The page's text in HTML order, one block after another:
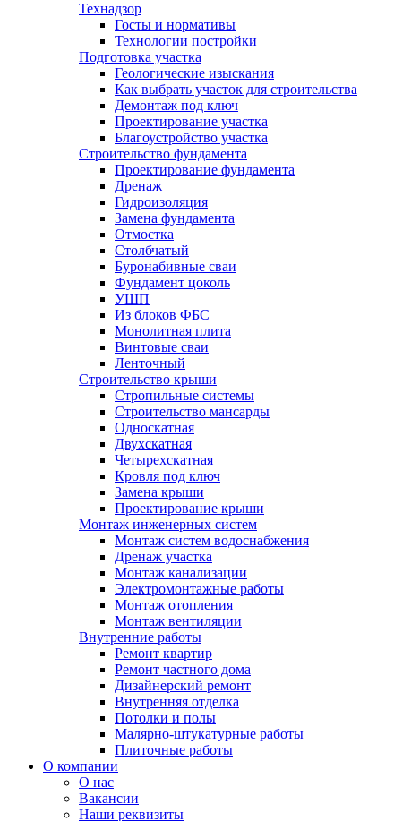
Технадзор
Госты и нормативы
Технологии постройки
Подготовка участка
Геологические изыскания
Как выбрать участок для строительства
Демонтаж под ключ
Проектирование участка
Благоустройство участка
Строительство фундамента
Проектирование фундамента
Дренаж
Гидроизоляция
Замена фундамента
Отмостка
Столбчатый
Буронабивные сваи
Фундамент цоколь
УШП
Из блоков ФБС
Монолитная плита
Винтовые сваи
Ленточный
Строительство крыши
Стропильные системы
Строительство мансарды
Односкатная
Двухскатная
Четырехскатная
Кровля под ключ
Замена крыши
Проектирование крыши
Монтаж инженерных систем
Монтаж систем водоснабжения
Дренаж участка
Монтаж канализации
Электромонтажные работы
Монтаж отопления
Монтаж вентиляции
Внутренние работы
Ремонт квартир
Ремонт частного дома
Дизайнерский ремонт
Внутренняя отделка
Потолки и полы
Малярно-штукатурные работы
Плиточные работы
О компании
О нас
Вакансии
Наши реквизиты